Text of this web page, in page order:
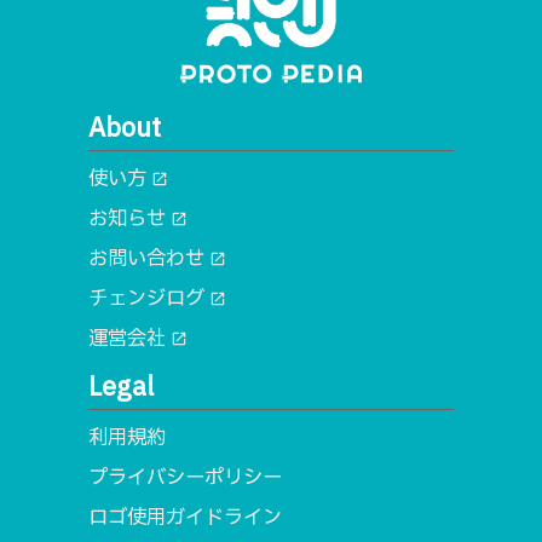
About
使い方 open_in_new
お知らせ open_in_new
お問い合わせ open_in_new
チェンジログ open_in_new
運営会社 open_in_new
Legal
利用規約
プライバシーポリシー
ロゴ使用ガイドライン